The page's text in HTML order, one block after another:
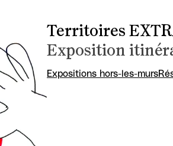
Territoires
Exposition
Expositions hors-les-murs